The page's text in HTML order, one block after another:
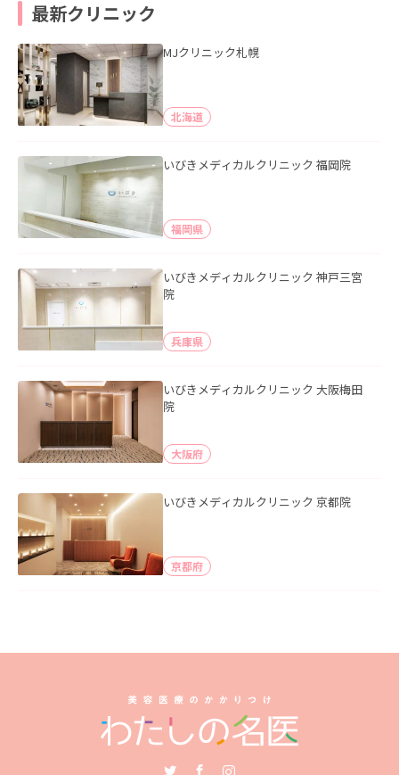
最新クリニック
MJクリニック札幌
北海道
いびきメディカルクリニック 福岡院
福岡県
いびきメディカルクリニック 神戸三宮
院
兵庫県
いびきメディカルクリニック 大阪梅田
院
大阪府
いびきメディカルクリニック 京都院
京都府